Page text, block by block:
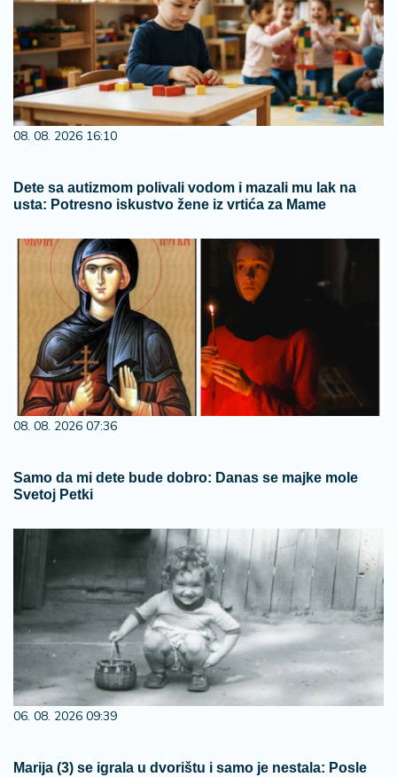
08. 08. 2026 16:10
Dete sa autizmom polivali vodom i mazali mu lak na
usta: Potresno iskustvo žene iz vrtića za Mame
08. 08. 2026 07:36
Samo da mi dete bude dobro: Danas se majke mole
Svetoj Petki
06. 08. 2026 09:39
Marija (3) se igrala u dvorištu i samo je nestala: Posle